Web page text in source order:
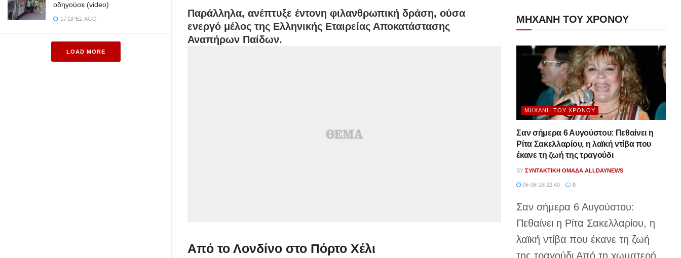
οδηγούσε (video)
17 ΏΡΕΣ AGO
LOAD MORE
Παράλληλα, ανέπτυξε έντονη φιλανθρωπική δράση, ούσα
ενεργό μέλος της Ελληνικής Εταιρείας Αποκατάστασης
Αναπήρων Παίδων.
Από το Λονδίνο στο Πόρτο Χέλι
ΜΗΧΑΝΗ ΤΟΥ ΧΡΟΝΟΥ
ΜΗΧΑΝΉ ΤΟΥ ΧΡΌΝΟΥ
Σαν σήμερα 6 Αυγούστου: Πεθαίνει η
Ρίτα Σακελλαρίου, η λαϊκή ντίβα που
έκανε τη ζωή της τραγούδι
BY ΣΥΝΤΑΚΤΙΚΉ ΟΜΆΔΑ ALLDAYNEWS
06-08-26 22:40 0
Σαν σήμερα 6 Αυγούστου:
Πεθαίνει η Ρίτα Σακελλαρίου, η
λαϊκή ντίβα που έκανε τη ζωή
της τραγούδι Από τη χωματερή...